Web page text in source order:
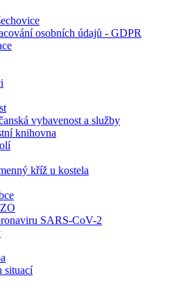
osobních údajů - GDPR
vybavenost a služby
knihovna
kříž u kostela
SARS-CoV-2
situací